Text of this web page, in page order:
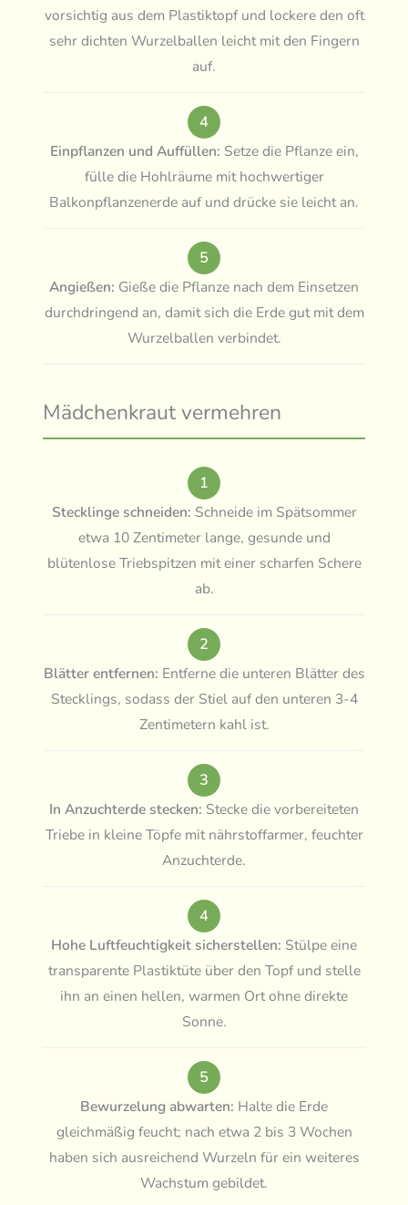
vorsichtig aus dem Plastiktopf und lockere den oft
sehr dichten Wurzelballen leicht mit den Fingern
auf.
4
Einpflanzen und Auffüllen: Setze die Pflanze ein,
fülle die Hohlräume mit hochwertiger
Balkonpflanzenerde auf und drücke sie leicht an.
5
Angießen: Gieße die Pflanze nach dem Einsetzen
durchdringend an, damit sich die Erde gut mit dem
Wurzelballen verbindet.
Mädchenkraut vermehren
1
Stecklinge schneiden: Schneide im Spätsommer
etwa 10 Zentimeter lange, gesunde und
blütenlose Triebspitzen mit einer scharfen Schere
ab.
2
Blätter entfernen: Entferne die unteren Blätter des
Stecklings, sodass der Stiel auf den unteren 3-4
Zentimetern kahl ist.
3
In Anzuchterde stecken: Stecke die vorbereiteten
Triebe in kleine Töpfe mit nährstoffarmer, feuchter
Anzuchterde.
4
Hohe Luftfeuchtigkeit sicherstellen: Stülpe eine
transparente Plastiktüte über den Topf und stelle
ihn an einen hellen, warmen Ort ohne direkte
Sonne.
5
Bewurzelung abwarten: Halte die Erde
gleichmäßig feucht; nach etwa 2 bis 3 Wochen
haben sich ausreichend Wurzeln für ein weiteres
Wachstum gebildet.